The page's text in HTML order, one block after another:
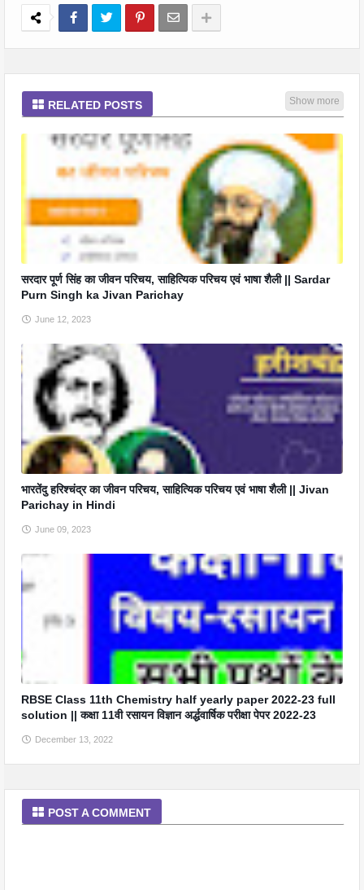
RELATED POSTS Show more
सरदार पूर्ण सिंह का जीवन परिचय, साहित्यिक परिचय एवं भाषा शैली || Sardar
Purn Singh ka Jivan Parichay
June 12, 2023
भारतेंदु हरिश्चंद्र का जीवन परिचय, साहित्यिक परिचय एवं भाषा शैली || Jivan
Parichay in Hindi
June 09, 2023
RBSE Class 11th Chemistry half yearly paper 2022-23 full
solution || कक्षा 11वी रसायन विज्ञान अर्द्धवार्षिक परीक्षा पेपर 2022-23
December 13, 2022
POST A COMMENT